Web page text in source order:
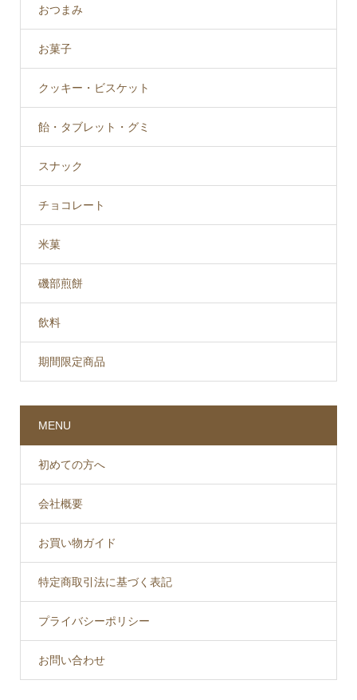
おつまみ
お菓子
クッキー・ビスケット
飴・タブレット・グミ
スナック
チョコレート
米菓
磯部煎餅
飲料
期間限定商品
MENU
初めての方へ
会社概要
お買い物ガイド
特定商取引法に基づく表記
プライバシーポリシー
お問い合わせ